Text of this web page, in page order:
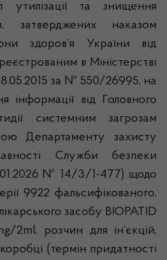
утилізації та знищення
затверджених наказом
здоров’я України від
в Міністерстві
за № 550/26995, на
інформації від Головного
системним загрозам
Департаменту захисту
Служби безпеки
№ 14/3/1-477) щодо
9922 фальсифікованого,
засобу BIOPATID
2ml, розчин для ін’єкцій,
(термін придатності